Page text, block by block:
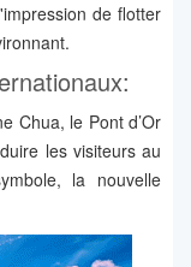
de flotter
Chua, le Pont d’Or
les visiteurs au
la nouvelle